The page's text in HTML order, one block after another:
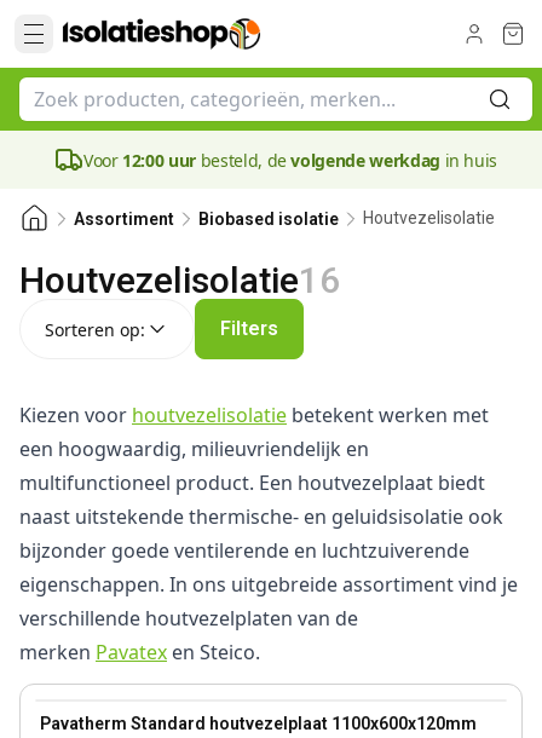
Voor 12:00 uur besteld, devolgende werkdag in huis
Assortiment Biobased isolatie Houtvezelisolatie
Houtvezelisolatie16
Sorteren op: Filters
Kiezen voor houtvezelisolatie betekent werken met
een hoogwaardig, milieuvriendelijk en
multifunctioneel product. Een houtvezelplaat biedt
naast uitstekende thermische- en geluidsisolatie ook
bijzonder goede ventilerende en luchtzuiverende
eigenschappen. In ons uitgebreide assortiment vind je
verschillende houtvezelplaten van de
merken Pavatex en Steico.
Pavatherm Standard houtvezelplaat 1100x600x120mm
View product